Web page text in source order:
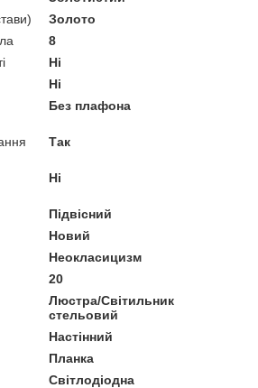
Золото
8
Ні
Ні
Без плафона
Так
Ні
Підвісний
Новий
Неокласицизм
20
Люстра/Світильник
стельовий
Настінний
Планка
Світлодіодна